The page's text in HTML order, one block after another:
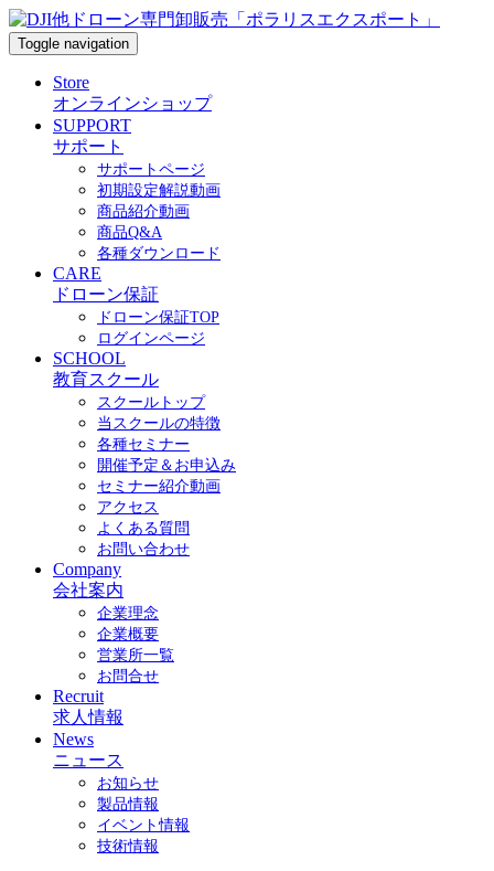
Toggle navigation
Store
オンラインショップ
SUPPORT
サポート
サポートページ
初期設定解説動画
商品紹介動画
商品Q&A
各種ダウンロード
CARE
ドローン保証
ドローン保証TOP
ログインページ
SCHOOL
教育スクール
スクールトップ
当スクールの特徴
各種セミナー
開催予定＆お申込み
セミナー紹介動画
アクセス
よくある質問
お問い合わせ
Company
会社案内
企業理念
企業概要
営業所一覧
お問合せ
Recruit
求人情報
News
ニュース
お知らせ
製品情報
イベント情報
技術情報